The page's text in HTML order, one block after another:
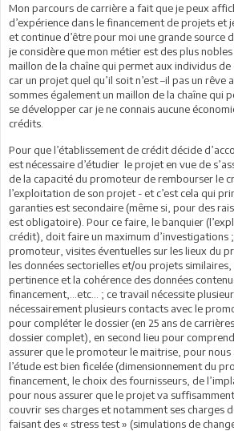
Mon parcours de carrière a fait que je peux
d’expérience dans le financement de projets et
et continue d’être pour moi une grande source
je considère que mon métier est des plus nobles
maillon de la chaîne qui permet aux individus de
car un projet quel qu’il soit n’est –il pas un rêve
sommes également un maillon de la chaîne qui
se développer car je ne connais aucune
crédits.
Pour que l’établissement de crédit décide
est nécessaire d’étudier le projet en vue de
de la capacité du promoteur de rembourser le
l’exploitation de son projet - et c’est cela qui
garanties est secondaire (même si, pour des
est obligatoire). Pour ce faire, le banquier
crédit), doit faire un maximum d’investigations
promoteur, visites éventuelles sur les lieux du
les données sectorielles et/ou projets
pertinence et la cohérence des données
financement,…etc… ; ce travail nécessite
nécessairement plusieurs contacts avec le
pour compléter le dossier (en 25 ans de
dossier complet), en second lieu pour
assurer que le promoteur le maitrise, pour
l’étude est bien ficelée (dimensionnement du
financement, le choix des fournisseurs, de
pour nous assurer que le projet va
couvrir ses charges et notamment ses charges
faisant des « stress test » (simulations de